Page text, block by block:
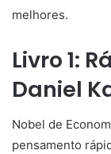
melhores.
Livro 1:
Daniel
Nobel de
pensamento